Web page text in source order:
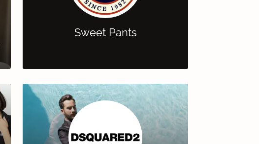
Sweet Pants